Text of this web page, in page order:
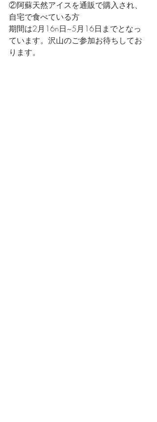
②阿蘇天然アイスを通販で購入され、
自宅で食べている方
期間は2月16n日~5月16日までとなっ
ています。沢山のご参加お待ちしてお
ります。